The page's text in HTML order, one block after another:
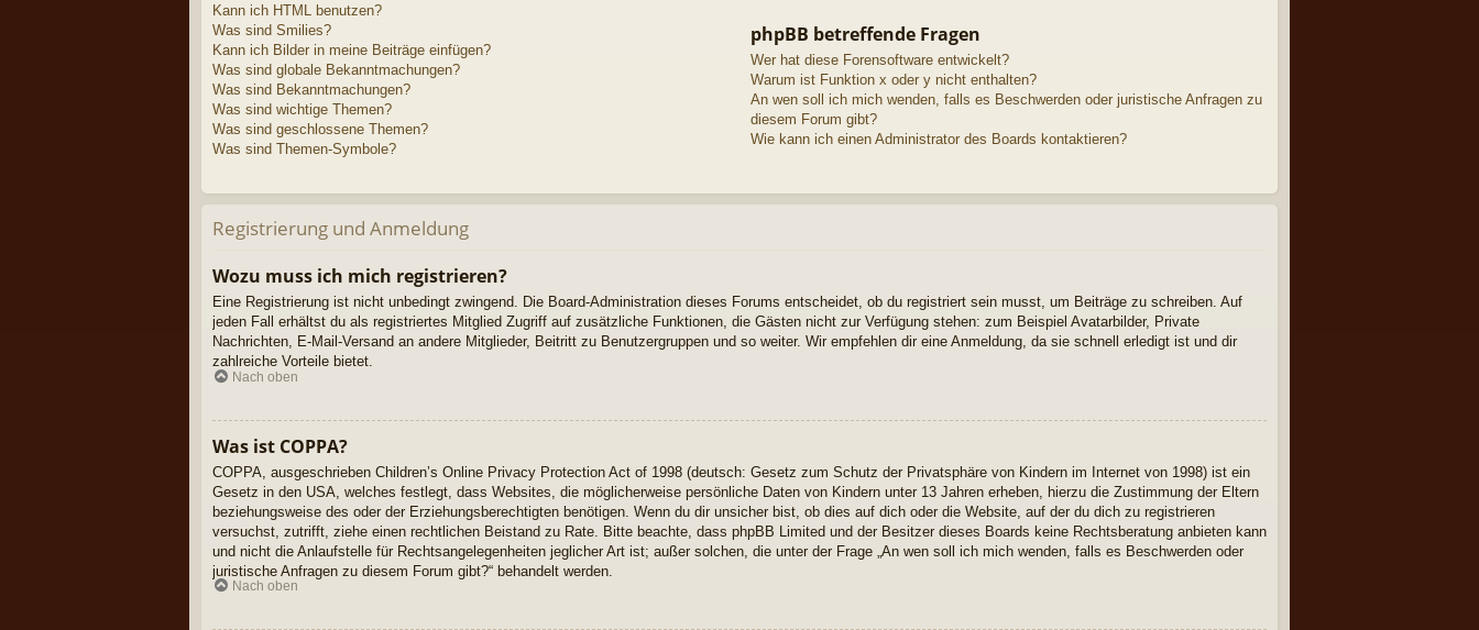
Kann ich HTML benutzen?
Was sind Smilies?
Kann ich Bilder in meine Beiträge einfügen?
Was sind globale Bekanntmachungen?
Was sind Bekanntmachungen?
Was sind wichtige Themen?
Was sind geschlossene Themen?
Was sind Themen-Symbole?
phpBB betreffende Fragen
Wer hat diese Forensoftware entwickelt?
Warum ist Funktion x oder y nicht enthalten?
An wen soll ich mich wenden, falls es Beschwerden oder juristische Anfragen zu
diesem Forum gibt?
Wie kann ich einen Administrator des Boards kontaktieren?
Registrierung und Anmeldung
Wozu muss ich mich registrieren?
Eine Registrierung ist nicht unbedingt zwingend. Die Board-Administration dieses Forums entscheidet, ob du registriert sein musst, um Beiträge zu schreiben. Auf
jeden Fall erhältst du als registriertes Mitglied Zugriff auf zusätzliche Funktionen, die Gästen nicht zur Verfügung stehen: zum Beispiel Avatarbilder, Private
Nachrichten, E-Mail-Versand an andere Mitglieder, Beitritt zu Benutzergruppen und so weiter. Wir empfehlen dir eine Anmeldung, da sie schnell erledigt ist und dir
zahlreiche Vorteile bietet.
Nach oben
Was ist COPPA?
COPPA, ausgeschrieben Children’s Online Privacy Protection Act of 1998 (deutsch: Gesetz zum Schutz der Privatsphäre von Kindern im Internet von 1998) ist ein
Gesetz in den USA, welches festlegt, dass Websites, die möglicherweise persönliche Daten von Kindern unter 13 Jahren erheben, hierzu die Zustimmung der Eltern
beziehungsweise des oder der Erziehungsberechtigten benötigen. Wenn du dir unsicher bist, ob dies auf dich oder die Website, auf der du dich zu registrieren
versuchst, zutrifft, ziehe einen rechtlichen Beistand zu Rate. Bitte beachte, dass phpBB Limited und der Besitzer dieses Boards keine Rechtsberatung anbieten kann
und nicht die Anlaufstelle für Rechtsangelegenheiten jeglicher Art ist; außer solchen, die unter der Frage „An wen soll ich mich wenden, falls es Beschwerden oder
juristische Anfragen zu diesem Forum gibt?“ behandelt werden.
Nach oben